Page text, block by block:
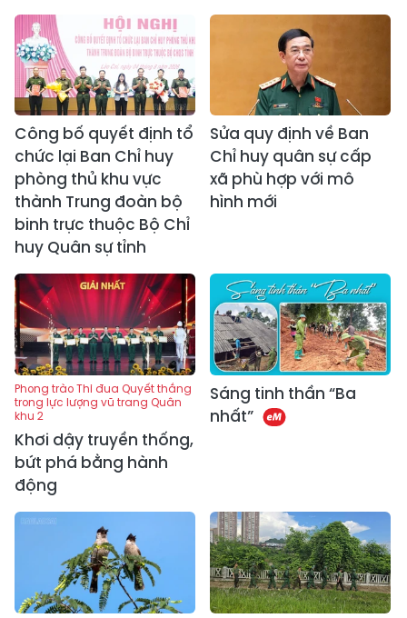
Công bố quyết định tổ
chức lại Ban Chỉ huy
phòng thủ khu vực
thành Trung đoàn bộ
binh trực thuộc Bộ Chỉ
huy Quân sự tỉnh
Sửa quy định về Ban
Chỉ huy quân sự cấp
xã phù hợp với mô
hình mới
Phong trào Thi đua Quyết thắng
trong lực lượng vũ trang Quân
khu 2
Khơi dậy truyền thống,
bứt phá bằng hành
động
Sáng tinh thần “Ba
nhất”